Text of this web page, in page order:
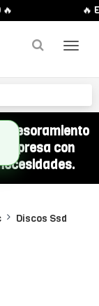
🔥
con
Discos Ssd